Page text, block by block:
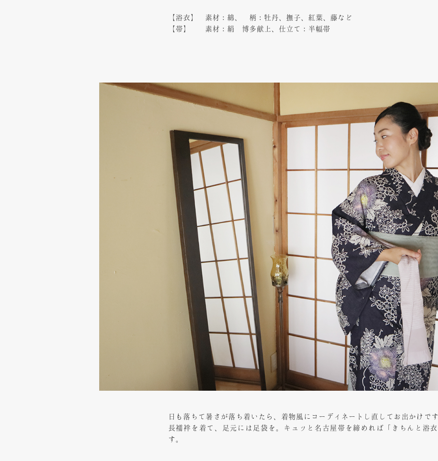
【浴衣】 素材：綿、 柄：牡丹、撫子、紅葉、藤など
【帯】 素材：絹 博多献上、仕立て：半幅帯
日も落ちて暑さが落ち着いたら、着物風にコーディネートし直してお出かけで
長襦袢を着て、足元には足袋を。キュッと名古屋帯を締めれば「きちんと浴
す。